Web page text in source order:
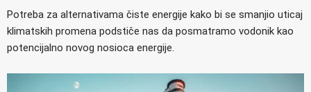
Potreba za alternativama čiste energije kako bi se smanjio uticaj
klimatskih promena podstiče nas da posmatramo vodonik kao
potencijalno novog nosioca energije.